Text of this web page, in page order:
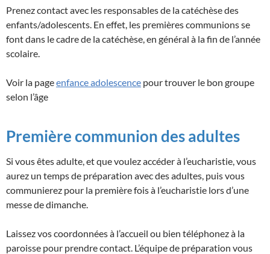
Prenez contact avec les responsables de la catéchèse des
enfants/adolescents. En effet, les premières communions se
font dans le cadre de la catéchèse, en général à la fin de l’année
scolaire.
Voir la pageenfance adolescence pour trouver le bon groupe
selon l’âge
Première communion des adultes
Si vous êtes adulte, et que voulez accéder à l’eucharistie, vous
aurez un temps de préparation avec des adultes, puis vous
communierez pour la première fois à l’eucharistie lors d’une
messe de dimanche.
Laissez vos coordonnées à l’accueil ou bien téléphonez à la
paroisse pour prendre contact. L’équipe de préparation vous